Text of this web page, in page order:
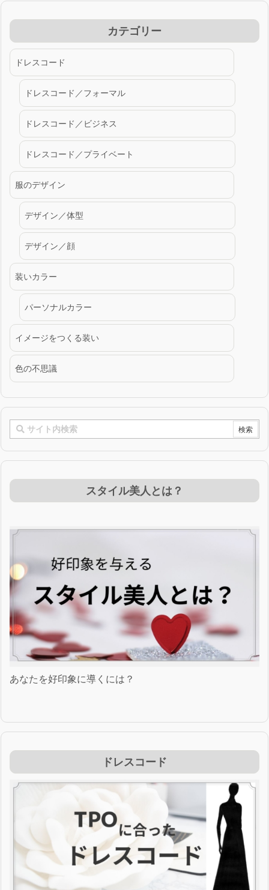
カテゴリー
ドレスコード
ドレスコード／フォーマル
ドレスコード／ビジネス
ドレスコード／プライベート
服のデザイン
デザイン／体型
デザイン／顔
装いカラー
パーソナルカラー
イメージをつくる装い
色の不思議
スタイル美人とは？
あなたを好印象に導くには？
ドレスコード